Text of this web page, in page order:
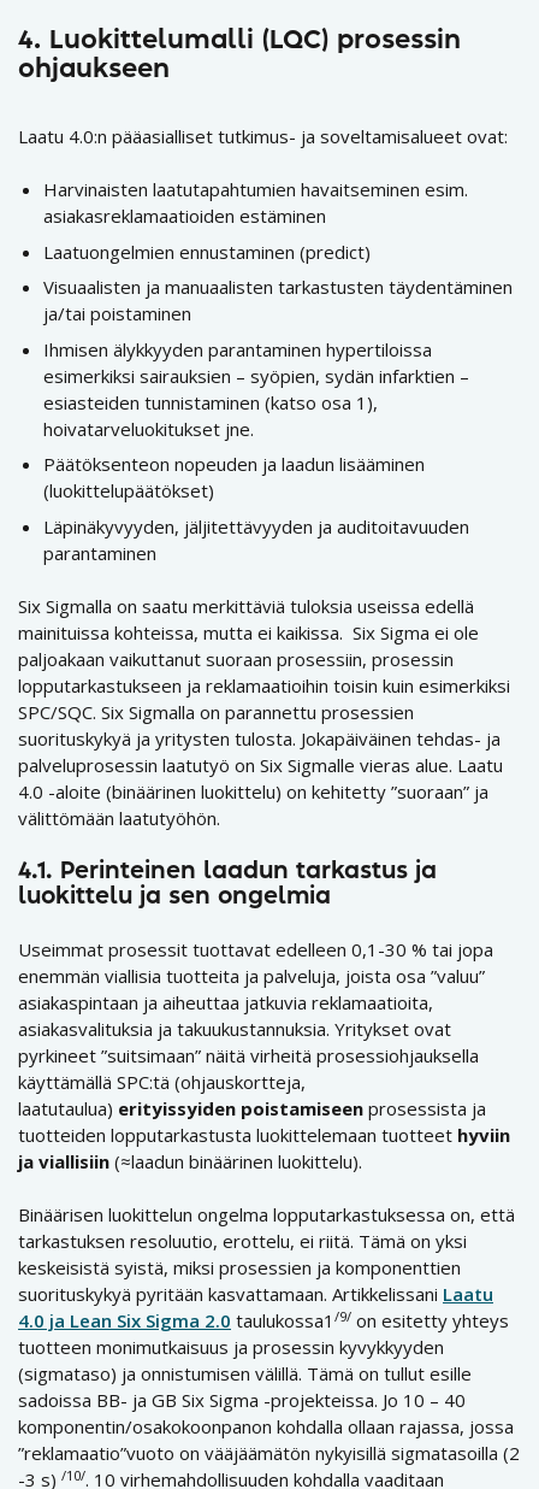
4. Luokittelumalli (LQC) prosessin
ohjaukseen
Laatu 4.0:n pääasialliset tutkimus- ja soveltamisalueet ovat:
Harvinaisten laatutapahtumien havaitseminen esim.
asiakasreklamaatioiden estäminen
Laatuongelmien ennustaminen (predict)
Visuaalisten ja manuaalisten tarkastusten täydentäminen
ja/tai poistaminen
Ihmisen älykkyyden parantaminen hypertiloissa
esimerkiksi sairauksien – syöpien, sydän infarktien –
esiasteiden tunnistaminen (katso osa 1),
hoivatarveluokitukset jne.
Päätöksenteon nopeuden ja laadun lisääminen
(luokittelupäätökset)
Läpinäkyvyyden, jäljitettävyyden ja auditoitavuuden
parantaminen
Six Sigmalla on saatu merkittäviä tuloksia useissa edellä
mainituissa kohteissa, mutta ei kaikissa. Six Sigma ei ole
paljoakaan vaikuttanut suoraan prosessiin, prosessin
lopputarkastukseen ja reklamaatioihin toisin kuin esimerkiksi
SPC/SQC. Six Sigmalla on parannettu prosessien
suorituskykyä ja yritysten tulosta. Jokapäiväinen tehdas- ja
palveluprosessin laatutyö on Six Sigmalle vieras alue. Laatu
4.0 -aloite (binäärinen luokittelu) on kehitetty ”suoraan” ja
välittömään laatutyöhön.
4.1. Perinteinen laadun tarkastus ja
luokittelu ja sen ongelmia
Useimmat prosessit tuottavat edelleen 0,1-30 % tai jopa
enemmän viallisia tuotteita ja palveluja, joista osa ”valuu”
asiakaspintaan ja aiheuttaa jatkuvia reklamaatioita,
asiakasvalituksia ja takuukustannuksia. Yritykset ovat
pyrkineet ”suitsimaan” näitä virheitä prosessiohjauksella
käyttämällä SPC:tä (ohjauskortteja,
laatutaulua) erityissyiden poistamiseen prosessista ja
tuotteiden lopputarkastusta luokittelemaan tuotteet hyviin
ja viallisiin (≈laadun binäärinen luokittelu).
Binäärisen luokittelun ongelma lopputarkastuksessa on, että
tarkastuksen resoluutio, erottelu, ei riitä. Tämä on yksi
keskeisistä syistä, miksi prosessien ja komponenttien
suorituskykyä pyritään kasvattamaan. Artikkelissani Laatu
4.0 ja Lean Six Sigma 2.0 taulukossa1 /9/ on esitetty yhteys
tuotteen monimutkaisuus ja prosessin kyvykkyyden
(sigmataso) ja onnistumisen välillä. Tämä on tullut esille
sadoissa BB- ja GB Six Sigma -projekteissa. Jo 10 – 40
komponentin/osakokoonpanon kohdalla ollaan rajassa, jossa
”reklamaatio”vuoto on vääjäämätön nykyisillä sigmatasoilla (2
-3 s) /10/. 10 virhemahdollisuuden kohdalla vaaditaan